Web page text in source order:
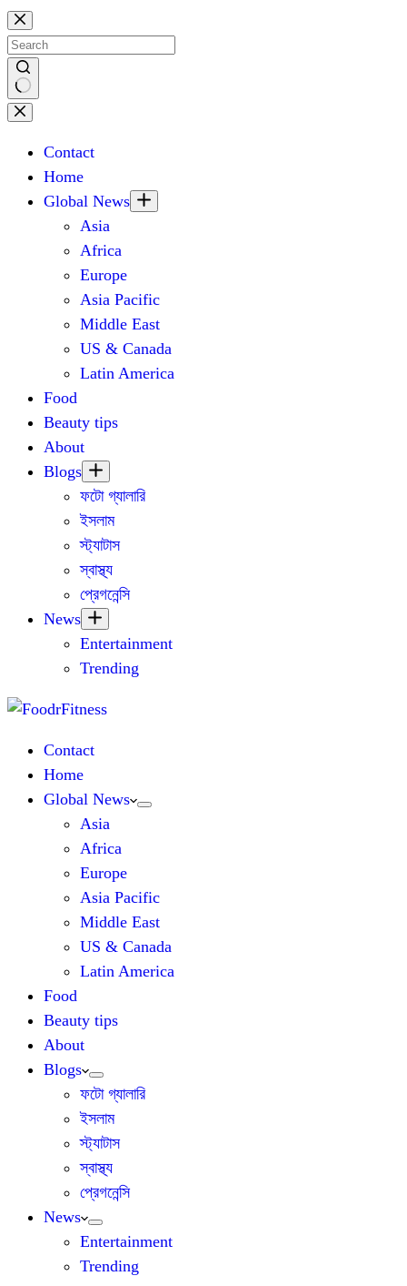
Skip
to
content
No
Contact
Home
Global News
Asia
Africa
Europe
Asia Pacific
Middle East
US & Canada
Latin America
Food
Beauty tips
About
Blogs
ফটো গ্যালারি
ইসলাম
স্ট্যাটাস
স্বাস্থ্য
প্রেগনেন্সি
News
Entertainment
Trending
Contact
Home
Global News
Asia
Africa
Europe
Asia Pacific
Middle East
US & Canada
Latin America
Food
Beauty tips
About
Blogs
ফটো গ্যালারি
ইসলাম
স্ট্যাটাস
স্বাস্থ্য
প্রেগনেন্সি
News
Entertainment
Trending